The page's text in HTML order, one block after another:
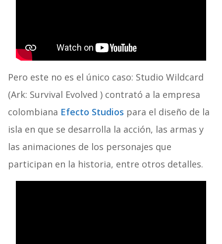
Pero este no es el único caso: Studio Wildcard
(Ark: Survival Evolved ) contrató a la empresa
colombiana Efecto Studios para el diseño de la
isla en que se desarrolla la acción, las armas y
las animaciones de los personajes que
participan en la historia, entre otros detalles.